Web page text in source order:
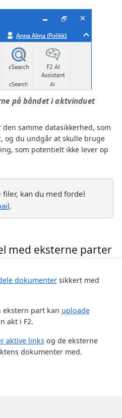
på båndet i aktvinduet
samme datasikkerhed, som
og du undgår at skulle bruge
som potentielt ikke lever op
kan du med fordel
.
med eksterne parter
dokumentersikkert med
ekstern part kan uploade
akt i F2.
aktive links og de eksterne
dokumenter med.